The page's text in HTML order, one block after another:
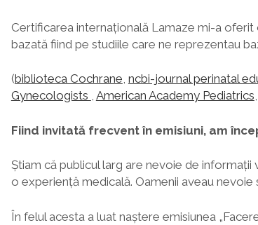
Certificarea internațională Lamaze mi-a
bazată fiind pe studiile care ne reprezentau
(biblioteca Cochrane, ncbi-journal perinatal
Gynecologists , American Academy Pediatrics
Fiind invitată frecvent în emisiuni, am
Știam că publicul larg are nevoie de
o experiență medicală. Oamenii aveau
În felul acesta a luat naștere emisiunea